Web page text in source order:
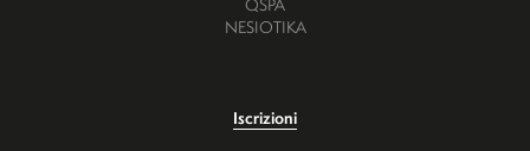
NESIOTIKA
Iscrizioni